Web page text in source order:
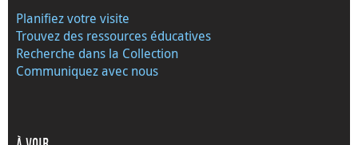
Planifiez votre visite
Trouvez des ressources éducatives
Recherche dans la Collection
Communiquez avec nous